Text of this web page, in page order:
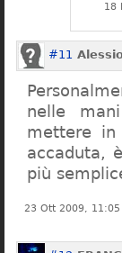
18
#11
nelle
mettere in
accaduta,
più
23 Ott 2009, 11:05